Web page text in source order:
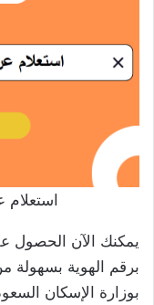
يمكنك الآن الحصول
برقم الهوية بسهولة
بوزارة الإسكان